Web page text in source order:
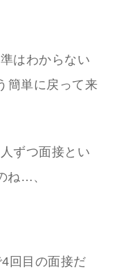
はわからない
簡単に戻って来
ずつ面接とい
ね…、
回目の面接だ